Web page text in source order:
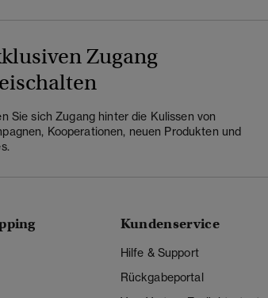
Zugang
Sie sich Zugang hinter die Kulissen von
Kooperationen, neuen Produkten und
Kundenservice
Hilfe & Support
Rückgabeportal